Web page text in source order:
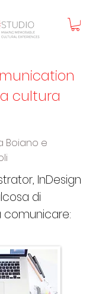
cultura
Boiano e
InDesign
di